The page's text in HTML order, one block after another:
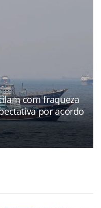
com fraqueza
por acordo